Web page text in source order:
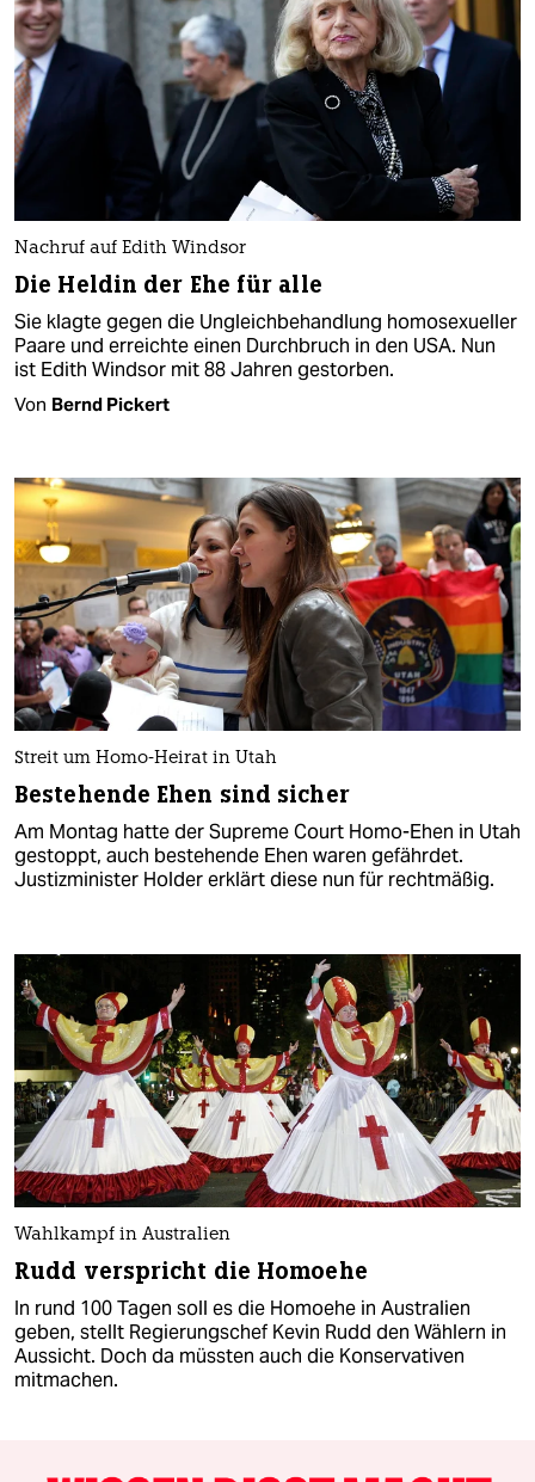
Nachruf auf Edith Windsor
Die Heldin der Ehe für alle
Sie klagte gegen die Ungleichbehandlung homosexueller
Paare und erreichte einen Durchbruch in den USA. Nun
ist Edith Windsor mit 88 Jahren gestorben.
Von Bernd Pickert
Streit um Homo-Heirat in Utah
Bestehende Ehen sind sicher
Am Montag hatte der Supreme Court Homo-Ehen in Utah
gestoppt, auch bestehende Ehen waren gefährdet.
Justizminister Holder erklärt diese nun für rechtmäßig.
Wahlkampf in Australien
Rudd verspricht die Homoehe
In rund 100 Tagen soll es die Homoehe in Australien
geben, stellt Regierungschef Kevin Rudd den Wählern in
Aussicht. Doch da müssten auch die Konservativen
mitmachen.